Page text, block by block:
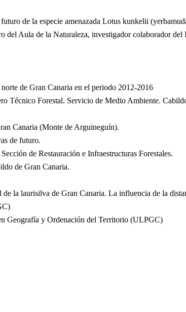
de la especie amenazada Lotus kunkelii
del Aula de la Naturaleza, investigador colaborador
de Gran Canaria en el periodo 2012-2016
Técnico Forestal. Servicio de Medio Ambiente.
Canaria (Monte de Arguineguín).
de futuro.
de Restauración e Infraestructuras Forestales.
de Gran Canaria.
de la laurisilva de Gran Canaria. La influencia de la
Geografía y Ordenación del Territorio (ULPGC)